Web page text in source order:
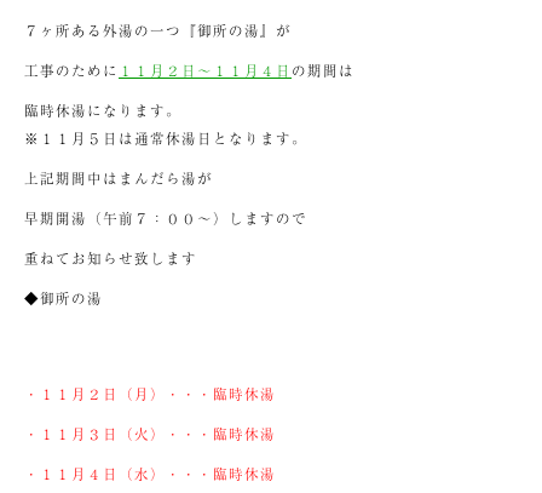
７ヶ所ある外湯の一つ『御所の湯』が
工事のために １１月２日～１１月４日 の期間は
臨時休湯になります。
※１１月５日は通常休湯日となります。
上記期間中はまんだら湯が
早期開湯（午前７：００～）しますので
重ねてお知らせ致します
◆御所の湯
・１１月２日（月）・・・臨時休湯
・１１月３日（火）・・・臨時休湯
・１１月４日（水）・・・臨時休湯